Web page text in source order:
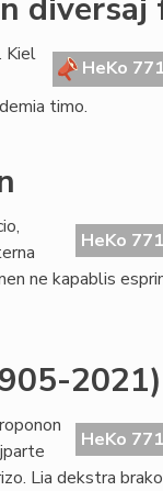
diversaj
HeKo
Kiel
timo.
HeKo
ne kapablis
2021)
HeKo
Lia dekstra